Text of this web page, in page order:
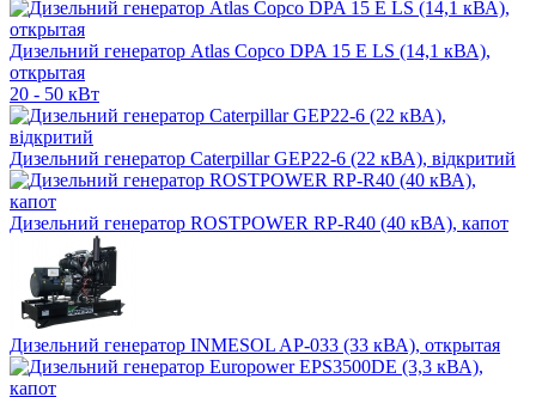
Дизельний генератор Atlas Copco DPA 15 E LS (14,1 кВА),
открытая
20 - 50 кВт
Дизельний генератор Caterpillar GEP22-6 (22 кВА), відкритий
Дизельний генератор ROSTPOWER RP-R40 (40 кВА), капот
Дизельний генератор INMESOL AP-033 (33 кВА), открытая